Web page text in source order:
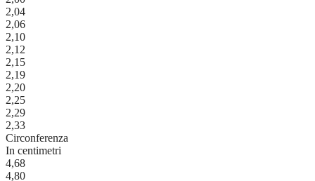
2,04
2,06
2,10
2,12
2,15
2,19
2,20
2,25
2,29
2,33
Circonferenza
In centimetri
4,68
4,80